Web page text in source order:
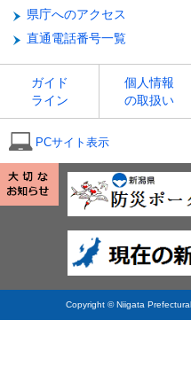
県庁へのアクセス
直通電話番号一覧
ガイド
ライン
個人情報
の取扱い
PCサイト表示
Copyright © Niigata